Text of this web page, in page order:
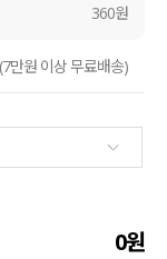
360원
만원 이상 무료배송)
0원